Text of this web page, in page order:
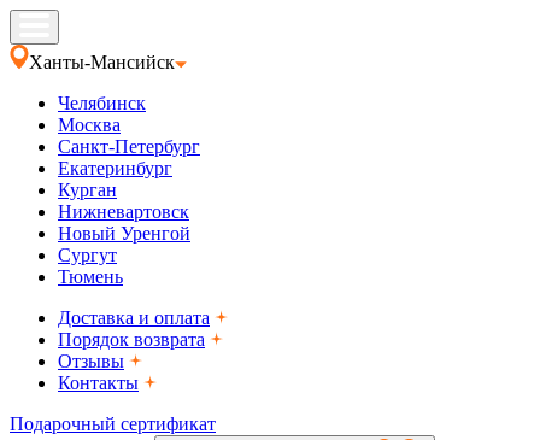
Ханты-Мансийск
Челябинск
Москва
Санкт-Петербург
Екатеринбург
Курган
Нижневартовск
Новый Уренгой
Сургут
Тюмень
Доставка и оплата
Порядок возврата
Отзывы
Контакты
Подарочный сертификат